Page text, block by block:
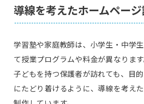
導線を考えたホームペー
学習塾や家庭教師は、小学生・中学
て授業プログラムや料金が異なりま
子どもを持つ保護者が訪れても、目
にたどり着けるように、導線を考え